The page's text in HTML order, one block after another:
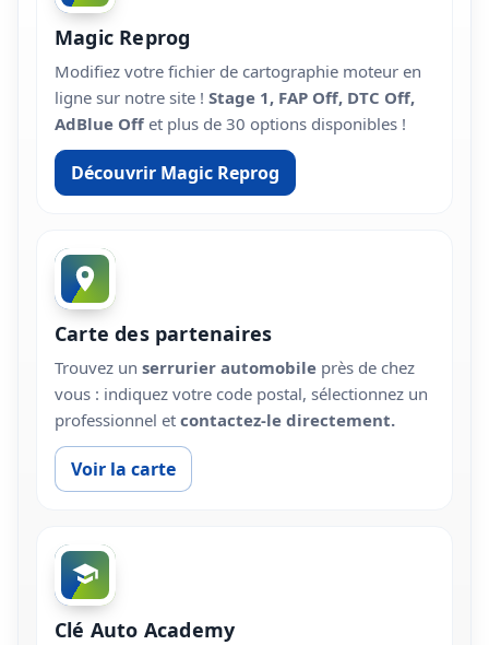
Magic Reprog
Modifiez votre fichier de cartographie moteur en
ligne sur notre site ! Stage 1, FAP Off, DTC Off,
AdBlue Off et plus de 30 options disponibles !
Découvrir Magic Reprog
Carte des partenaires
Trouvez un serrurier automobile près de chez
vous : indiquez votre code postal, sélectionnez un
professionnel et contactez-le directement.
Voir la carte
Clé Auto Academy